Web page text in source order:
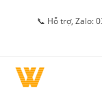
📞 Hỗ trợ, Zalo: